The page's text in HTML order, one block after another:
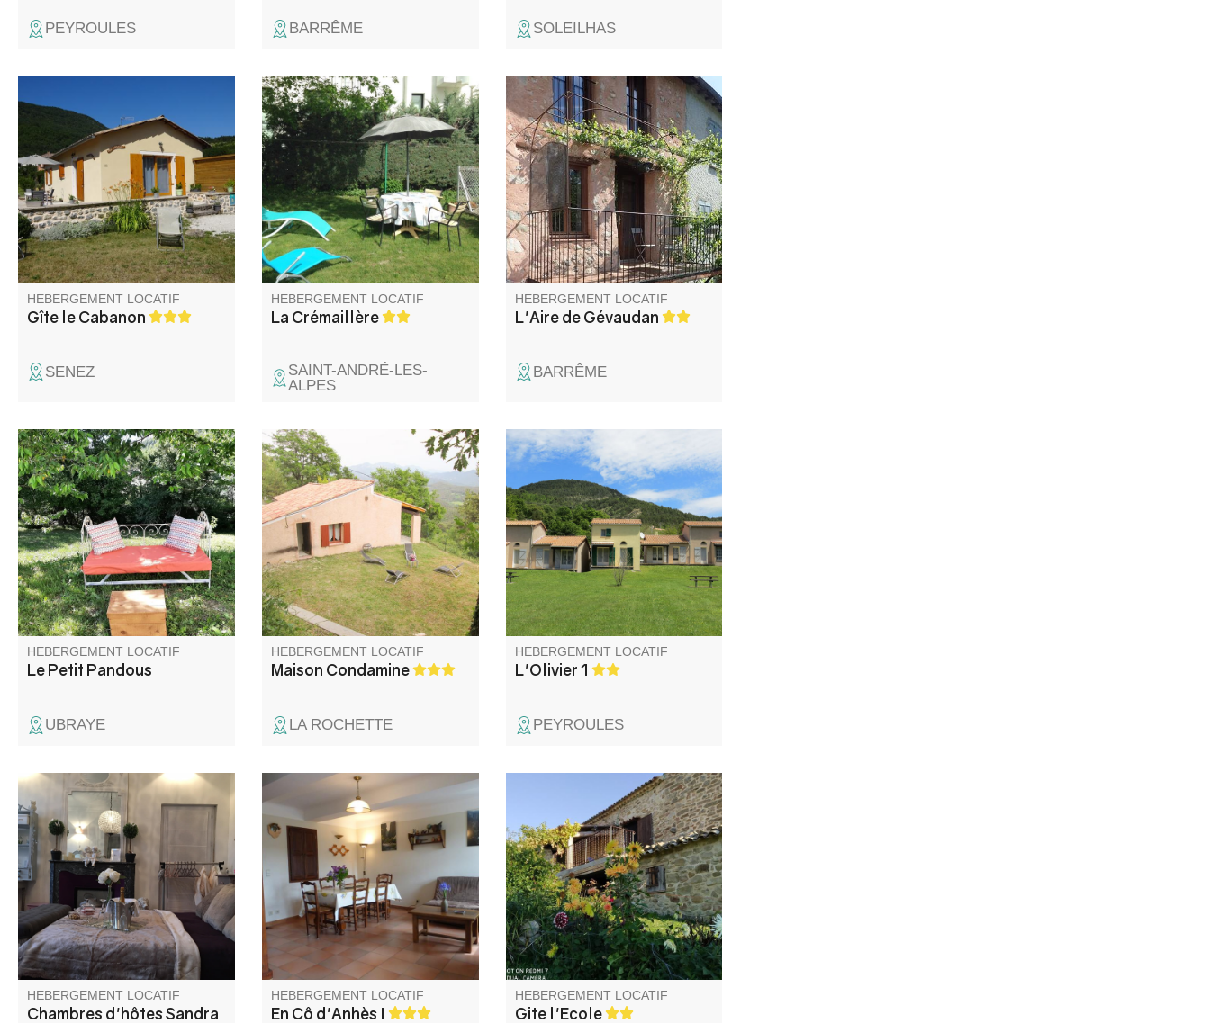
PEYROULES BARRÊME SOLEILHAS
Maison indépendante dans un
quartier calme en bordure du
village, jardin non clos et
terrasse.
HEBERGEMENT LOCATIF
Gîte le Cabanon
SENEZ
Villa comprenant le gîte et le
logement de la propriétaire
avec parking et jardins privatifs
située à 300 m du lac de
Castillon (base nautique,
baignade…) et à 100 m du
centre du village, de ses
commerces et de la gare des
Chemins de Fer de Provence.
HEBERGEMENT LOCATIF
La Crémaillère
SAINT-ANDRÉ-LES-
ALPES
Nichée au cœur du petit
hameau de Gévaudan, une
maison de village joliment
rénovée avec un balcon privatif
pour profiter de la vue sur la
vallée. Un lieu de séjour idéal
pour tous ceux qui sont à la
recherche de calme et
d'authenticité.
HEBERGEMENT LOCATIF
L'Aire de Gévaudan
BARRÊME
Dans un corps de ferme datant
de 1890 complètement
indépendant ce qui préserve
l'intimité de ses occupants,
cosy, lumineux, le petit
Pandous vous accueille pour
que vous puissiez déconnecter
de votre quotidien. Un extérieur
pour se détendre, lire…
HEBERGEMENT LOCATIF
Le Petit Pandous
UBRAYE
Dans un cadre magnifique et
reposant, avec jolie vue,
maison spacieuse exposée
plein sud, bien aménagée et
équipée avec grand jardin clos,
terrasses et parking.
Environnement préservé idéal
pour les amoureux de la
nature, calme et quiétude
assurés.
HEBERGEMENT LOCATIF
Maison Condamine
LA ROCHETTE
Aux portes des Gorges du
Verdon, au croisement des
Routes de la Lavande et de la
Route Napoléon, ensemble de
5 gîtes communaux mitoyens,
à l'entrée du village sur terrain
commun avec jeux d'enfants,
petite terrasse privative et
entrée séparée chacun.
HEBERGEMENT LOCATIF
L'Olivier 1
PEYROULES
Sandra vous accueille dans sa
maison de maître, le charme
d'antan avec le confort
d'aujourd'hui. Au calme, avec
vue sur les grès d'Annot, vous
profiterez du jardin, de la
cuisine d'été, de la terrasse
couverte. On vous attend.
HEBERGEMENT LOCATIF
Chambres d'hôtes Sandra
Duplex dans maison de village
de caractère superbement
rénovée, en plein cœur des
gorges du Verdon.
HEBERGEMENT LOCATIF
En Cô d'Anhès I
Situé dans un ancien corps de
ferme, le gite est une ancienne
école. Idéal pour un séjour, en
famille ou entre amis dans un
environnement naturel
préservé.
HEBERGEMENT LOCATIF
Gite l'Ecole